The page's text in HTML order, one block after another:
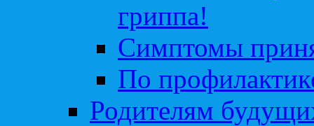
гриппа!
Симптомы
По
Родителям